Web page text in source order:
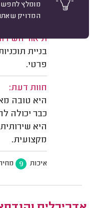
מומלץ לחפש
המדויק
פרטי
משוב: 12/09/2024
תיאור
בניית
פרטי.
חוות דעת:
היא טובה
כבר יכולה
היא
מקצועית.
איכות 9